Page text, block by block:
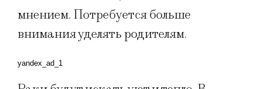
мнением. Потребуется больше
внимания уделять родителям.
yandex_ad_1